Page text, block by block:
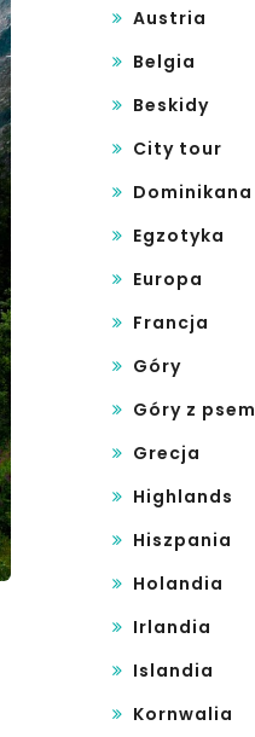
Austria
Belgia
Beskidy
City tour
Dominikana
Egzotyka
Europa
Francja
Góry
Góry z psem
Grecja
Highlands
Hiszpania
Holandia
Irlandia
Islandia
Kornwalia